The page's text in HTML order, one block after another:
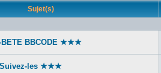
Sujet(s)
BBCODE ★★★
les ★★★